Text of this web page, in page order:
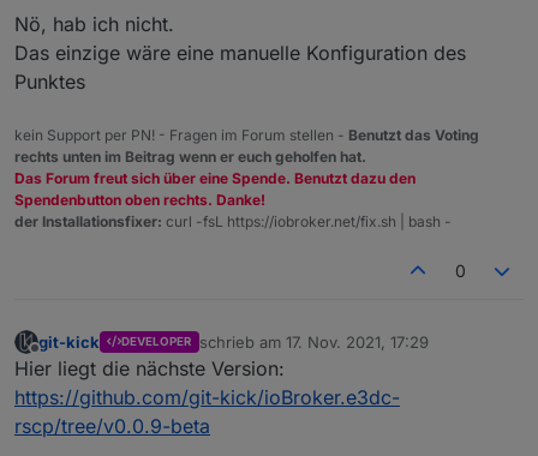
(z.B. Tabelle aller möglichen Batteriehersteller mit
entsprechender Feld-Zuordnung)
Nö, hab ich nicht.
Das einzige wäre eine manuelle Konfiguration des
Punktes
kein Support per PN! - Fragen im Forum stellen - Benutzt das Voting
rechts unten im Beitrag wenn er euch geholfen hat.
Das Forum freut sich über eine Spende. Benutzt dazu den
Spendenbutton oben rechts. Danke!
der Installationsfixer: curl -fsL https://iobroker.net/fix.sh | bash -
0
Offline
git-kick DEVELOPER schrieb am 17. Nov. 2021, 17:29
zuletzt editiert von
Hier liegt die nächste Version:
https://github.com/git-kick/ioBroker.e3dc-
rscp/tree/v0.0.9-beta